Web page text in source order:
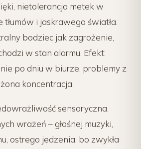
nietolerancja metek w
tłumów i jaskrawego światła.
bodziec jak zagrożenie,
w stan alarmu. Efekt:
po dniu w biurze, problemy z
koncentracja.
sensoryczna.
wrażeń – głośnej muzyki,
ostrego jedzenia, bo zwykła